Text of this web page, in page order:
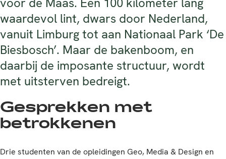
waardevol lint, dwars door Nederland,
vanuit Limburg tot aan Nationaal Park ‘De
Biesbosch’. Maar de bakenboom, en
daarbij de imposante structuur, wordt
met uitsterven bedreigt.
Gesprekken met
betrokkenen
Drie studenten van de opleidingen Geo, Media & Design en